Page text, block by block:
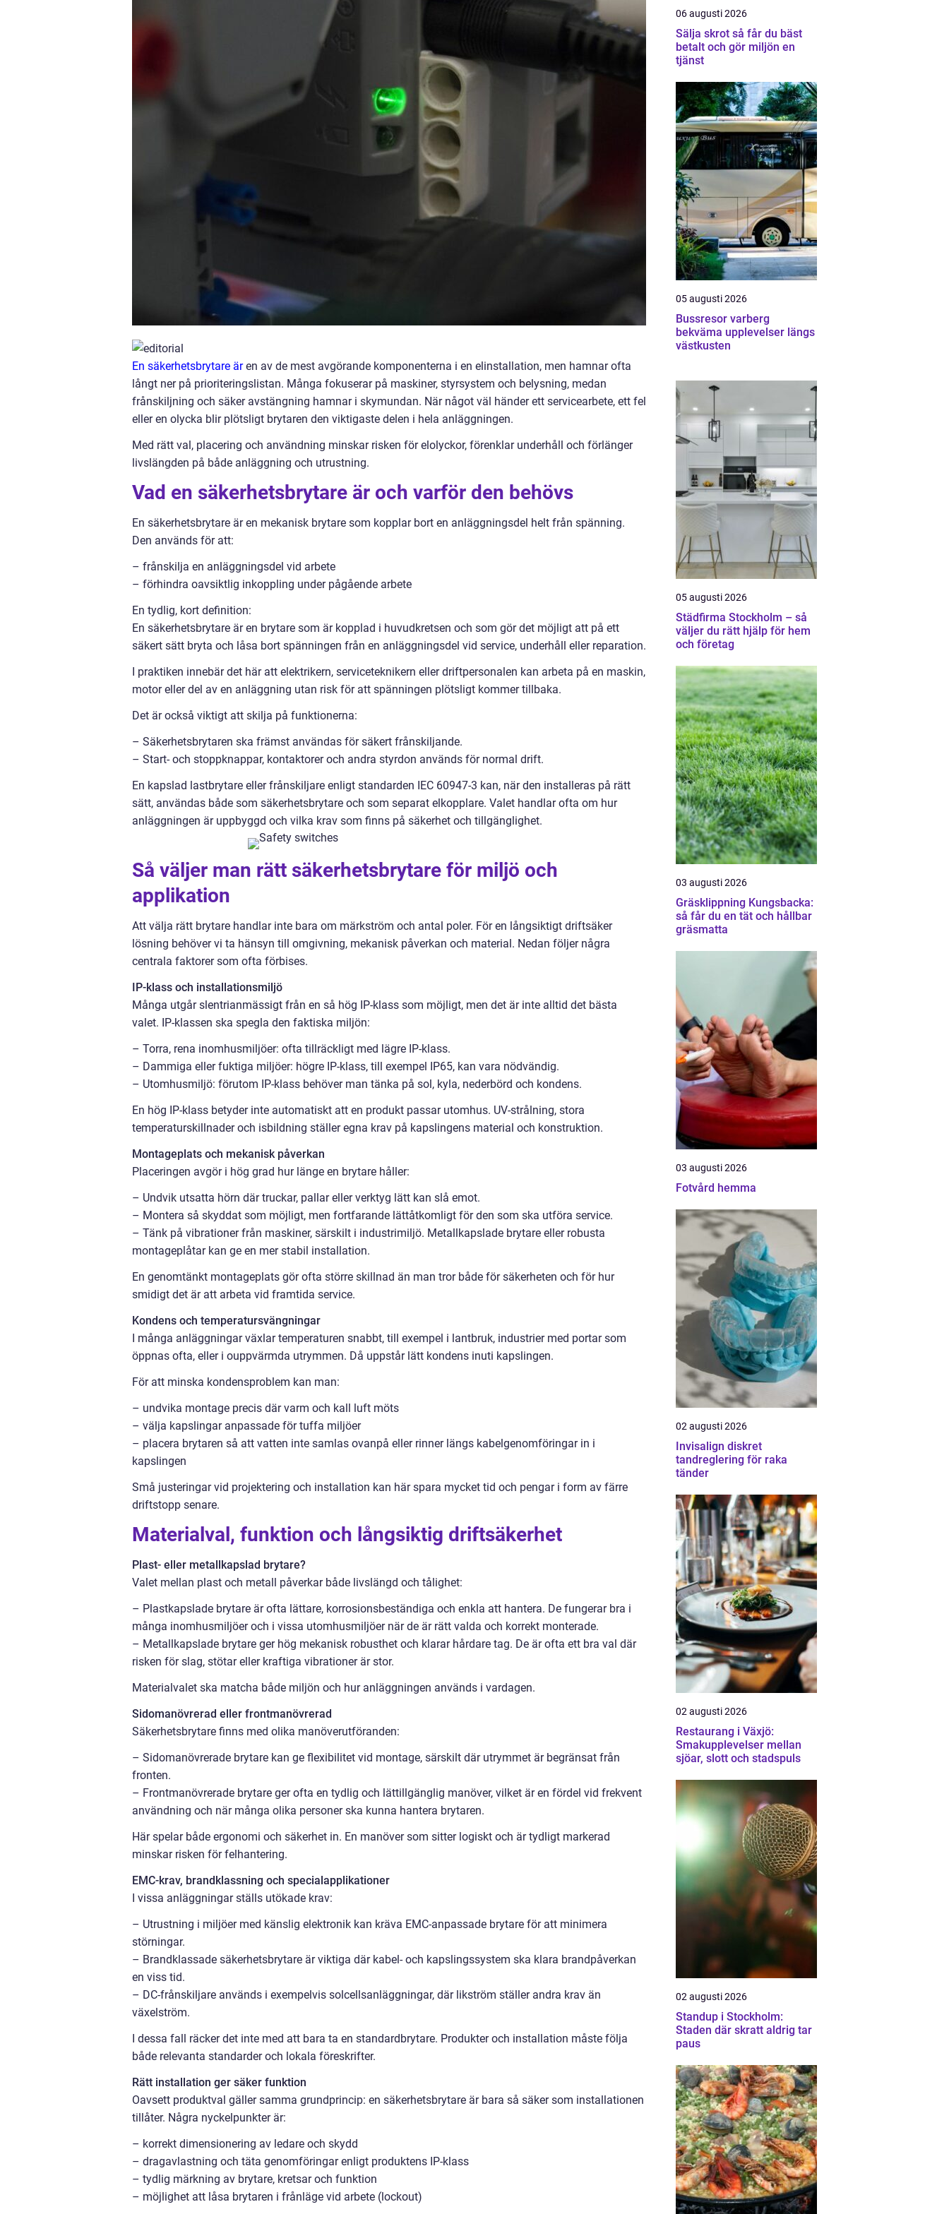
En säkerhetsbrytare ären av de mest avgörande komponenterna i en elinstallation, men hamnar ofta
långt ner på prioriteringslistan. Många fokuserar på maskiner, styrsystem och belysning, medan
frånskiljning och säker avstängning hamnar i skymundan. När något väl händer ett servicearbete, ett fel
eller en olycka blir plötsligt brytaren den viktigaste delen i hela anläggningen.
Med rätt val, placering och användning minskar risken för elolyckor, förenklar underhåll och förlänger
livslängden på både anläggning och utrustning.
Vad en säkerhetsbrytare är och varför den behövs
En säkerhetsbrytare är en mekanisk brytare som kopplar bort en anläggningsdel helt från spänning.
Den används för att:
– frånskilja en anläggningsdel vid arbete
– förhindra oavsiktlig inkoppling under pågående arbete
En tydlig, kort definition:
En säkerhetsbrytare är en brytare som är kopplad i huvudkretsen och som gör det möjligt att på ett
säkert sätt bryta och låsa bort spänningen från en anläggningsdel vid service, underhåll eller reparation.
I praktiken innebär det här att elektrikern, serviceteknikern eller driftpersonalen kan arbeta på en maskin,
motor eller del av en anläggning utan risk för att spänningen plötsligt kommer tillbaka.
Det är också viktigt att skilja på funktionerna:
– Säkerhetsbrytaren ska främst användas för säkert frånskiljande.
– Start- och stoppknappar, kontaktorer och andra styrdon används för normal drift.
En kapslad lastbrytare eller frånskiljare enligt standarden IEC 60947-3 kan, när den installeras på rätt
sätt, användas både som säkerhetsbrytare och som separat elkopplare. Valet handlar ofta om hur
anläggningen är uppbyggd och vilka krav som finns på säkerhet och tillgänglighet.
Så väljer man rätt säkerhetsbrytare för miljö och
applikation
Att välja rätt brytare handlar inte bara om märkström och antal poler. För en långsiktigt driftsäker
lösning behöver vi ta hänsyn till omgivning, mekanisk påverkan och material. Nedan följer några
centrala faktorer som ofta förbises.
IP-klass och installationsmiljö
Många utgår slentrianmässigt från en så hög IP-klass som möjligt, men det är inte alltid det bästa
valet. IP-klassen ska spegla den faktiska miljön:
– Torra, rena inomhusmiljöer: ofta tillräckligt med lägre IP-klass.
– Dammiga eller fuktiga miljöer: högre IP-klass, till exempel IP65, kan vara nödvändig.
– Utomhusmiljö: förutom IP-klass behöver man tänka på sol, kyla, nederbörd och kondens.
En hög IP-klass betyder inte automatiskt att en produkt passar utomhus. UV-strålning, stora
temperaturskillnader och isbildning ställer egna krav på kapslingens material och konstruktion.
Montageplats och mekanisk påverkan
Placeringen avgör i hög grad hur länge en brytare håller:
– Undvik utsatta hörn där truckar, pallar eller verktyg lätt kan slå emot.
– Montera så skyddat som möjligt, men fortfarande lättåtkomligt för den som ska utföra service.
– Tänk på vibrationer från maskiner, särskilt i industrimiljö. Metallkapslade brytare eller robusta
montageplåtar kan ge en mer stabil installation.
En genomtänkt montageplats gör ofta större skillnad än man tror både för säkerheten och för hur
smidigt det är att arbeta vid framtida service.
Kondens och temperatursvängningar
I många anläggningar växlar temperaturen snabbt, till exempel i lantbruk, industrier med portar som
öppnas ofta, eller i ouppvärmda utrymmen. Då uppstår lätt kondens inuti kapslingen.
För att minska kondensproblem kan man:
– undvika montage precis där varm och kall luft möts
– välja kapslingar anpassade för tuffa miljöer
– placera brytaren så att vatten inte samlas ovanpå eller rinner längs kabelgenomföringar in i
kapslingen
Små justeringar vid projektering och installation kan här spara mycket tid och pengar i form av färre
driftstopp senare.
Materialval, funktion och långsiktig driftsäkerhet
Plast- eller metallkapslad brytare?
Valet mellan plast och metall påverkar både livslängd och tålighet:
– Plastkapslade brytare är ofta lättare, korrosionsbeständiga och enkla att hantera. De fungerar bra i
många inomhusmiljöer och i vissa utomhusmiljöer när de är rätt valda och korrekt monterade.
– Metallkapslade brytare ger hög mekanisk robusthet och klarar hårdare tag. De är ofta ett bra val där
risken för slag, stötar eller kraftiga vibrationer är stor.
Materialvalet ska matcha både miljön och hur anläggningen används i vardagen.
Sidomanövrerad eller frontmanövrerad
Säkerhetsbrytare finns med olika manöverutföranden:
– Sidomanövrerade brytare kan ge flexibilitet vid montage, särskilt där utrymmet är begränsat från
fronten.
– Frontmanövrerade brytare ger ofta en tydlig och lättillgänglig manöver, vilket är en fördel vid frekvent
användning och när många olika personer ska kunna hantera brytaren.
Här spelar både ergonomi och säkerhet in. En manöver som sitter logiskt och är tydligt markerad
minskar risken för felhantering.
EMC-krav, brandklassning och specialapplikationer
I vissa anläggningar ställs utökade krav:
– Utrustning i miljöer med känslig elektronik kan kräva EMC-anpassade brytare för att minimera
störningar.
– Brandklassade säkerhetsbrytare är viktiga där kabel- och kapslingssystem ska klara brandpåverkan
en viss tid.
– DC-frånskiljare används i exempelvis solcellsanläggningar, där likström ställer andra krav än
växelström.
I dessa fall räcker det inte med att bara ta en standardbrytare. Produkter och installation måste följa
både relevanta standarder och lokala föreskrifter.
Rätt installation ger säker funktion
Oavsett produktval gäller samma grundprincip: en säkerhetsbrytare är bara så säker som installationen
tillåter. Några nyckelpunkter är:
– korrekt dimensionering av ledare och skydd
– dragavlastning och täta genomföringar enligt produktens IP-klass
– tydlig märkning av brytare, kretsar och funktion
– möjlighet att låsa brytaren i frånläge vid arbete (lockout)
06 augusti 2026
Sälja skrot så får du bäst
betalt och gör miljön en
tjänst
05 augusti 2026
Bussresor varberg
bekväma upplevelser längs
västkusten
05 augusti 2026
Städfirma Stockholm – så
väljer du rätt hjälp för hem
och företag
03 augusti 2026
Gräsklippning Kungsbacka:
så får du en tät och hållbar
gräsmatta
03 augusti 2026
Fotvård hemma
02 augusti 2026
Invisalign diskret
tandreglering för raka
tänder
02 augusti 2026
Restaurang i Växjö:
Smakupplevelser mellan
sjöar, slott och stadspuls
02 augusti 2026
Standup i Stockholm:
Staden där skratt aldrig tar
paus